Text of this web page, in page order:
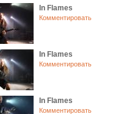
In Flames
Комментировать
In Flames
Комментировать
In Flames
Комментировать